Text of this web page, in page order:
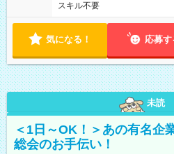
スキル不要
気になる！ 応募す
未読
＜1日～OK！＞あの有名企
総会のお手伝い！